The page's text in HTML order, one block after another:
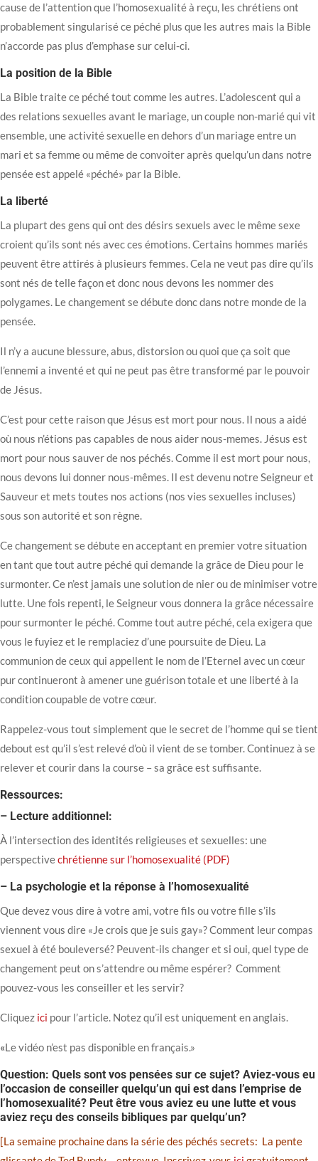
cause de l’attention que l’homosexualité à reçu, les chrétiens ont
probablement singularisé ce péché plus que les autres mais la Bible
n’accorde pas plus d’emphase sur celui-ci.
La position de la Bible
La Bible traite ce péché tout comme les autres. L’adolescent qui a
des relations sexuelles avant le mariage, un couple non-marié qui vit
ensemble, une activité sexuelle en dehors d’un mariage entre un
mari et sa femme ou même de convoiter après quelqu’un dans notre
pensée est appelé «péché» par la Bible.
La liberté
La plupart des gens qui ont des désirs sexuels avec le même sexe
croient qu’ils sont nés avec ces émotions. Certains hommes mariés
peuvent être attirés à plusieurs femmes. Cela ne veut pas dire qu’ils
sont nés de telle façon et donc nous devons les nommer des
polygames. Le changement se débute donc dans notre monde de la
pensée.
Il n’y a aucune blessure, abus, distorsion ou quoi que ça soit que
l’ennemi a inventé et qui ne peut pas être transformé par le pouvoir
de Jésus.
C’est pour cette raison que Jésus est mort pour nous. Il nous a aidé
où nous n’étions pas capables de nous aider nous-memes. Jésus est
mort pour nous sauver de nos péchés. Comme il est mort pour nous,
nous devons lui donner nous-mêmes. Il est devenu notre Seigneur et
Sauveur et mets toutes nos actions (nos vies sexuelles incluses)
sous son autorité et son règne.
Ce changement se débute en acceptant en premier votre situation
en tant que tout autre péché qui demande la grâce de Dieu pour le
surmonter. Ce n’est jamais une solution de nier ou de minimiser votre
lutte. Une fois repenti, le Seigneur vous donnera la grâce nécessaire
pour surmonter le péché. Comme tout autre péché, cela exigera que
vous le fuyiez et le remplaciez d’une poursuite de Dieu. La
communion de ceux qui appellent le nom de l’Eternel avec un cœur
pur continueront à amener une guérison totale et une liberté à la
condition coupable de votre cœur.
Rappelez-vous tout simplement que le secret de l’homme qui se tient
debout est qu’il s’est relevé d’où il vient de se tomber. Continuez à se
relever et courir dans la course – sa grâce est suffisante.
Ressources:
– Lecture additionnel:
À l’intersection des identités religieuses et sexuelles: une
perspectivechrétienne sur l’homosexualité (PDF)
– La psychologie et la réponse à l’homosexualité
Que devez vous dire à votre ami, votre fils ou votre fille s’ils
viennent vous dire «Je crois que je suis gay»? Comment leur compas
sexuel à été bouleversé? Peuvent-ils changer et si oui, quel type de
changement peut on s’attendre ou même espérer? Comment
pouvez-vous les conseiller et les servir?
Cliquez ici pour l’article. Notez qu’il est uniquement en anglais.
«Le vidéo n’est pas disponible en français.»
Question: Quels sont vos pensées sur ce sujet? Aviez-vous eu
l’occasion de conseiller quelqu’un qui est dans l’emprise de
l’homosexualité? Peut être vous aviez eu une lutte et vous
aviez reçu des conseils bibliques par quelqu’un?
[La semaine prochaine dans la série des péchés secrets: La pente